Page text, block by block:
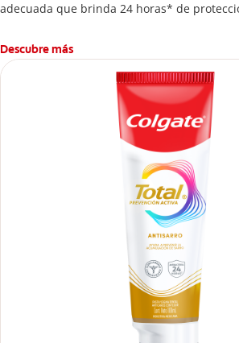
adecuada que brinda 24 horas* de
Descubre más